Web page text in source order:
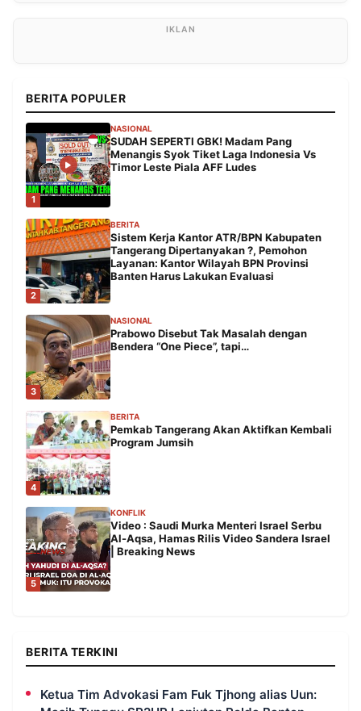
BERITA POPULER
1
NASIONAL
SUDAH SEPERTI GBK! Madam Pang
Menangis Syok Tiket Laga Indonesia Vs
Timor Leste Piala AFF Ludes
2
BERITA
Sistem Kerja Kantor ATR/BPN Kabupaten
Tangerang Dipertanyakan ?, Pemohon
Layanan: Kantor Wilayah BPN Provinsi
Banten Harus Lakukan Evaluasi
3
NASIONAL
Prabowo Disebut Tak Masalah dengan
Bendera “One Piece”, tapi…
4
BERITA
Pemkab Tangerang Akan Aktifkan Kembali
Program Jumsih
5
KONFLIK
Video : Saudi Murka Menteri Israel Serbu
Al-Aqsa, Hamas Rilis Video Sandera Israel
| Breaking News
BERITA TERKINI
Ketua Tim Advokasi Fam Fuk Tjhong alias Uun: